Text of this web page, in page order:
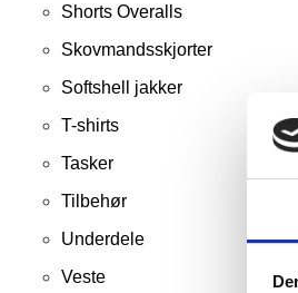
Shorts Overalls
Skovmandsskjorter
Softshell jakker
T-shirts
Tasker
Tilbehør
Underdele
Veste